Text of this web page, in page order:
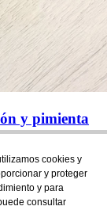
cookies y
y proteger
y para
consultar
y pimienta